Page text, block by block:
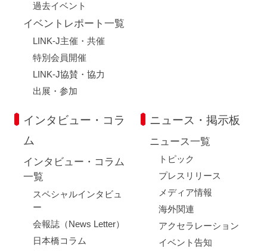
過去イベント
イベントレポート一覧
LINK-J主催・共催
特別会員開催
LINK-J協賛・協力
出展・参加
インタビュー・コラ
ム
インタビュー・コラム
一覧
スペシャルインタビュ
ー
会報誌（News Letter）
日本橋コラム
ニュース・掲示板
ニュース一覧
トピック
プレスリリース
メディア情報
海外関連
アクセラレーション
イベント告知